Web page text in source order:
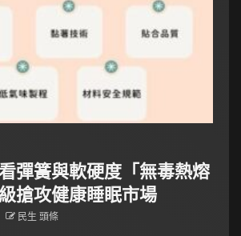
彈簧與軟硬度「無毒熱熔
搶攻健康睡眠市場
民生 頭條